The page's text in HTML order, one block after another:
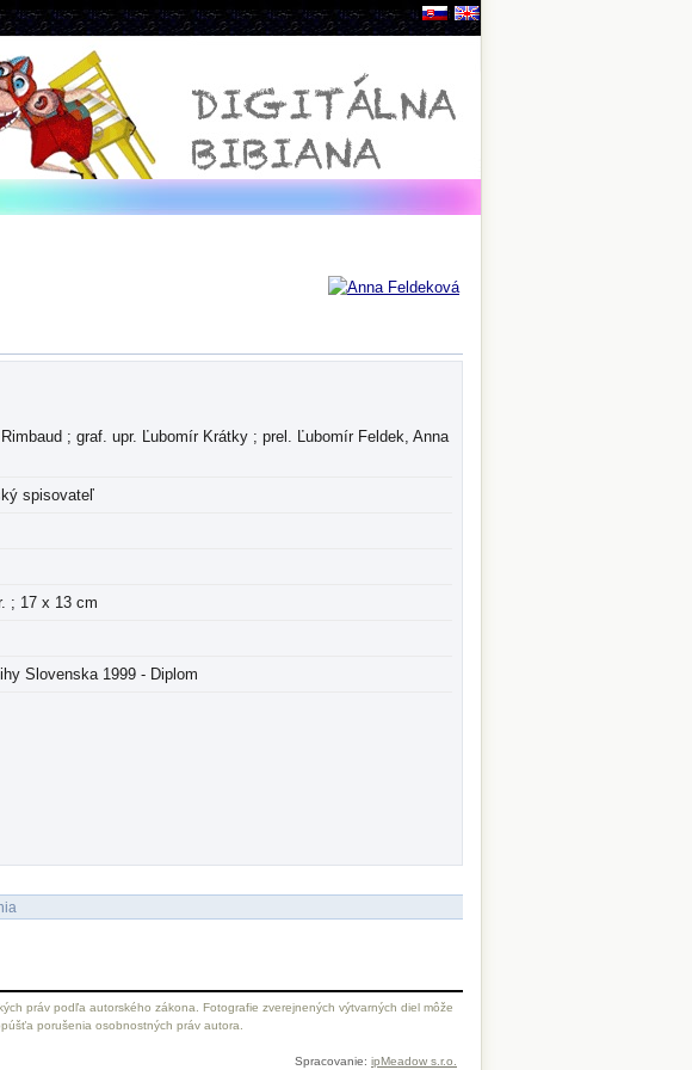
; graf. upr. Ľubomír Krátky ; prel. Ľubomír Feldek, Anna
spisovateľ
; 17 x 13 cm
Slovenska 1999 - Diplom
práv podľa autorského zákona. Fotografie zverejnených výtvarných diel môže
porušenia osobnostných práv autora.
Spracovanie: ipMeadow s.r.o.